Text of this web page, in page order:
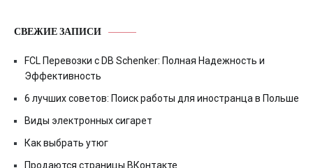
СВЕЖИЕ ЗАПИСИ
FCL Перевозки с DB Schenker: Полная Надежность и
Эффективность
6 лучших советов: Поиск работы для иностранца в Польше
Виды электронных сигарет
Как выбрать утюг
Продаются страницы ВКонтакте